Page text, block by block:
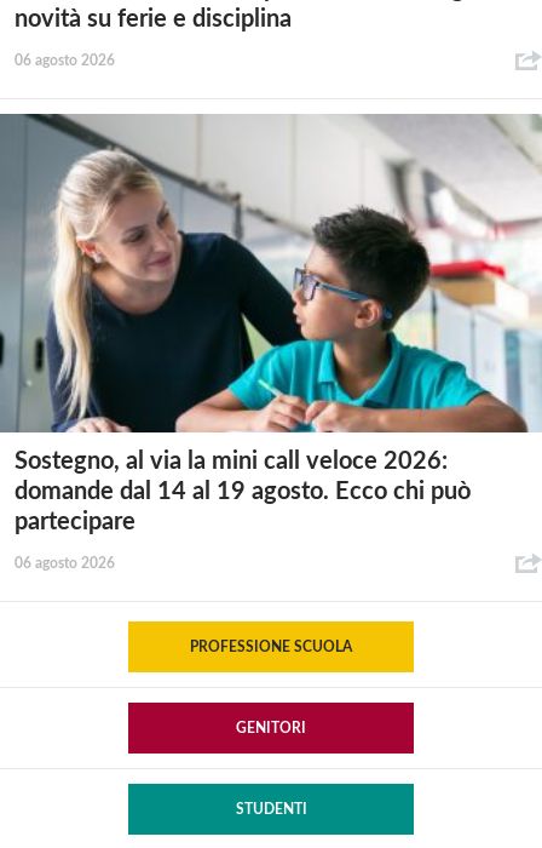
novità su ferie e disciplina
06 agosto 2026
Sostegno, al via la mini call veloce 2026:
domande dal 14 al 19 agosto. Ecco chi può
partecipare
06 agosto 2026
PROFESSIONE SCUOLA
GENITORI
STUDENTI